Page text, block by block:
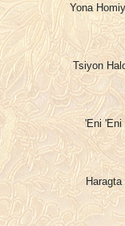
Yona
Tsiyon
'Eni
Haragta